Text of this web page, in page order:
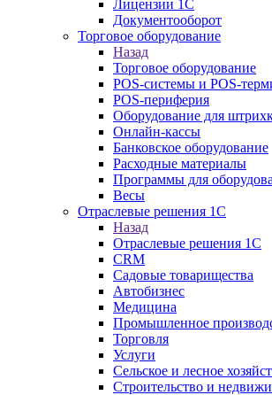
Лицензии 1С
Документооборот
Торговое оборудование
Назад
Торговое оборудование
POS-системы и POS-
POS-периферия
Оборудование для
Онлайн-кассы
Банковское оборудование
Расходные материалы
Программы для
Весы
Отраслевые решения 1С
Назад
Отраслевые решения 1С
CRM
Садовые товарищества
Автобизнес
Медицина
Промышленное
Торговля
Услуги
Сельское и лесное
Строительство и